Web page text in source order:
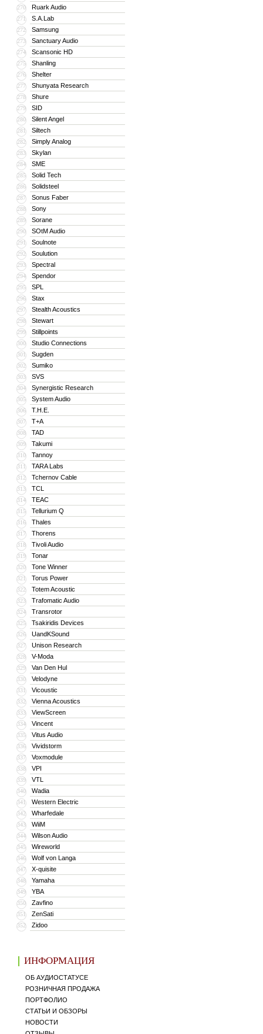
270 Ruark Audio
271 S.A.Lab
272 Samsung
273 Sanctuary Audio
274 Scansonic HD
275 Shanling
276 Shelter
277 Shunyata Research
278 Shure
279 SID
280 Silent Angel
281 Siltech
282 Simply Analog
283 Skylan
284 SME
285 Solid Tech
286 Solidsteel
287 Sonus Faber
288 Sony
289 Sorane
290 SOtM Audio
291 Soulnote
292 Soulution
293 Spectral
294 Spendor
295 SPL
296 Stax
297 Stealth Acoustics
298 Stewart
299 Stillpoints
300 Studio Connections
301 Sugden
302 Sumiko
303 SVS
304 Synergistic Research
305 System Audio
306 T.H.E.
307 T+A
308 TAD
309 Takumi
310 Tannoy
311 TARA Labs
312 Tchernov Cable
313 TCL
314 TEAC
315 Tellurium Q
316 Thales
317 Thorens
318 Tivoli Audio
319 Tonar
320 Tone Winner
321 Torus Power
322 Totem Acoustic
323 Trafomatic Audio
324 Transrotor
325 Tsakiridis Devices
326 UandKSound
327 Unison Research
328 V-Moda
329 Van Den Hul
330 Velodyne
331 Vicoustic
332 Vienna Acoustics
333 ViewScreen
334 Vincent
335 Vitus Audio
336 Vividstorm
337 Voxmodule
338 VPI
339 VTL
340 Wadia
341 Western Electric
342 Wharfedale
343 WiiM
344 Wilson Audio
345 Wireworld
346 Wolf von Langa
347 X-quisite
348 Yamaha
349 YBA
350 Zavfino
351 ZenSati
352 Zidoo
ИНФОРМАЦИЯ
ОБ АУДИОСТАТУСЕ
РОЗНИЧНАЯ ПРОДАЖА
ПОРТФОЛИО
СТАТЬИ И ОБЗОРЫ
НОВОСТИ